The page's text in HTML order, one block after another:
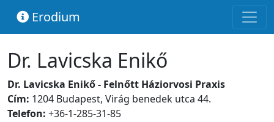
Erodium
Dr. Lavicska Enikő
Dr. Lavicska Enikő - Felnőtt Háziorvosi Praxis
Cím: 1204 Budapest, Virág benedek utca 44.
Telefon: +36-1-285-31-85